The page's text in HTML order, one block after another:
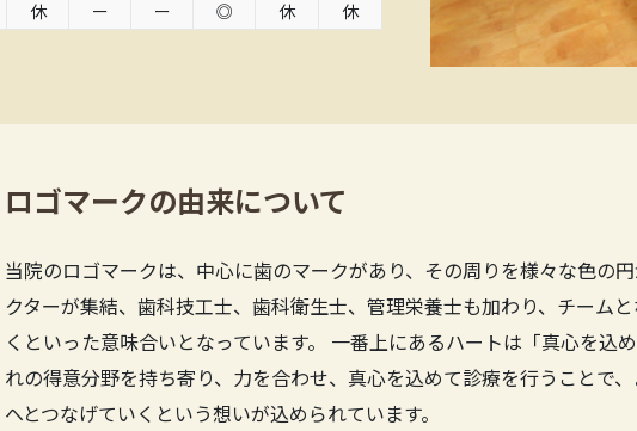
休 ー ー ◎ 休 休
ロゴマークの由来について
当院のロゴマークは、中心に歯のマークがあり、その周りを様々な色の
クターが集結、歯科技工士、歯科衛生士、管理栄養士も加わり、チーム
くといった意味合いとなっています。 一番上にあるハートは「真心を込
れの得意分野を持ち寄り、力を合わせ、真心を込めて診療を行うことで
へとつなげていくという想いが込められています。